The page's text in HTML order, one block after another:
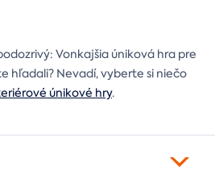
Vonkajšia úniková hra pre
hľadali? Nevadí, vyberte si niečo
únikové hry.